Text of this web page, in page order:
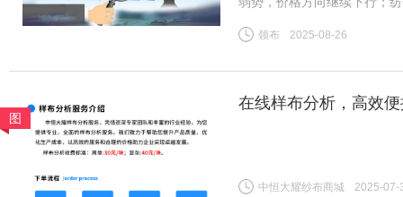
坯布订单略增，但需求未实
领布 2025-08-26
图
在线样布分析，高效
中恒大耀纱布商城 2025-07-